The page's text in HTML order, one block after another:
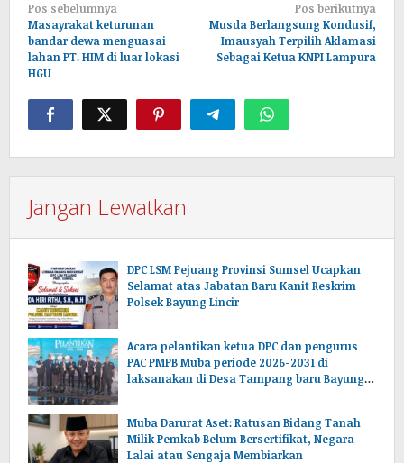
Navigasi
pos
Pos sebelumnya
Masayrakat keturunan
bandar dewa menguasai
lahan PT. HIM di luar lokasi
HGU
Pos berikutnya
Musda Berlangsung Kondusif,
Imausyah Terpilih Aklamasi
Sebagai Ketua KNPI Lampura
Jangan Lewatkan
DPC LSM Pejuang Provinsi Sumsel Ucapkan
Selamat atas Jabatan Baru Kanit Reskrim
Polsek Bayung Lincir
Acara pelantikan ketua DPC dan pengurus
PAC PMPB Muba periode 2026-2031 di
laksanakan di Desa Tampang baru Bayung
Muba Darurat Aset: Ratusan Bidang Tanah
Milik Pemkab Belum Bersertifikat, Negara
Lalai atau Sengaja Membiarkan